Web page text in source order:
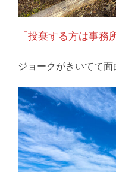
「投棄する方は事務
ジョークがきいてて面